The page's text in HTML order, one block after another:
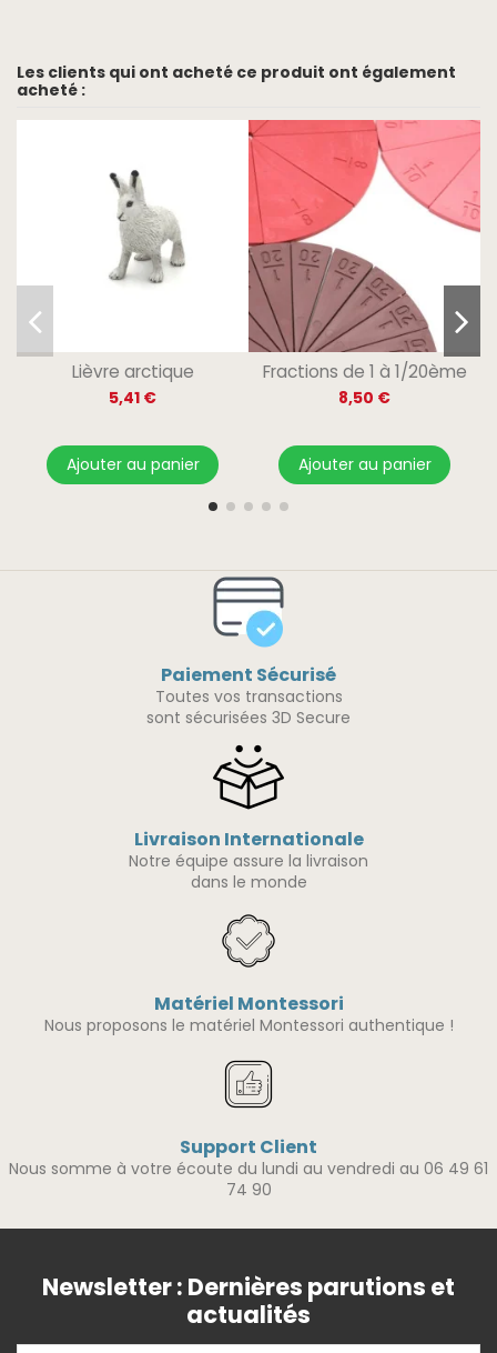
Les clients qui ont acheté ce produit ont également
acheté :
Lièvre arctique
5,41 €
Ajouter au panier
Fractions de 1 à 1/20ème
8,50 €
Ajouter au panier
Paiement Sécurisé
Toutes vos transactions
sont sécurisées 3D Secure
Livraison Internationale
Notre équipe assure la livraison
dans le monde
Matériel Montessori
Nous proposons le matériel Montessori authentique !
Support Client
Nous somme à votre écoute du lundi au vendredi au 06 49 61
74 90
Newsletter : Dernières parutions et
actualités